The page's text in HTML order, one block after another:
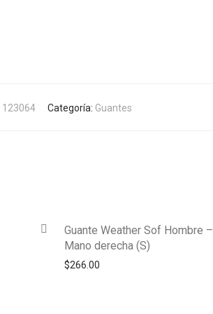
123064 Categoría: Guantes
Guante Weather Sof Hombre –
Mano derecha (S)
$266.00